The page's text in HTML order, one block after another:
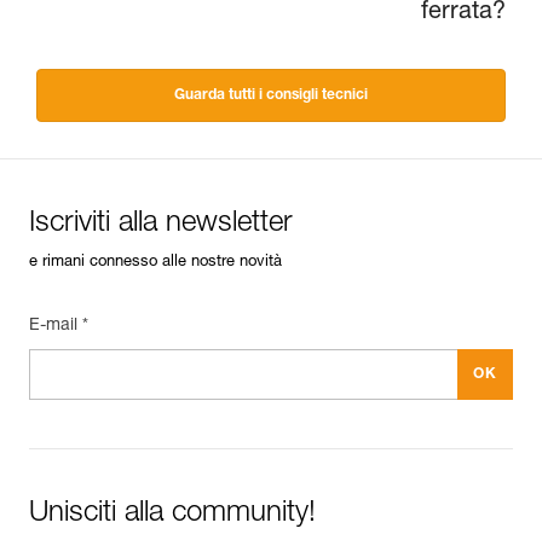
ferrata?
Guarda tutti i consigli tecnici
Iscriviti alla newsletter
e rimani connesso alle nostre novità
E-mail *
Unisciti alla community!